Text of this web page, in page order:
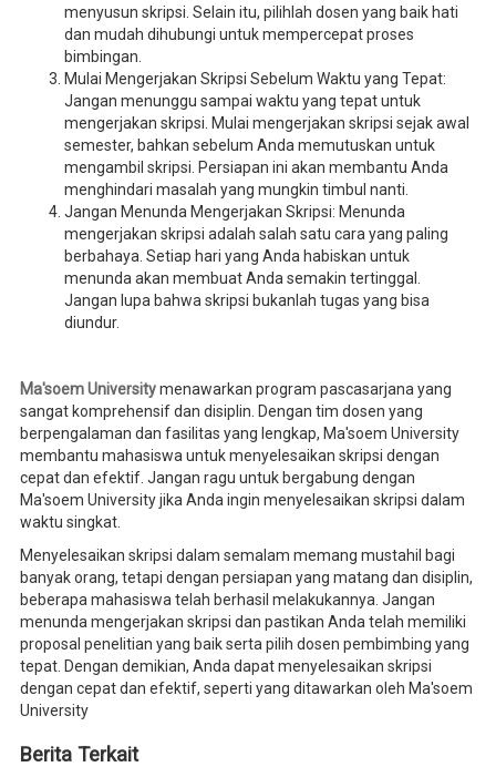
menyusun skripsi. Selain itu, pilihlah dosen yang baik hati
dan mudah dihubungi untuk mempercepat proses
bimbingan.
Mulai Mengerjakan Skripsi Sebelum Waktu yang Tepat:
Jangan menunggu sampai waktu yang tepat untuk
mengerjakan skripsi. Mulai mengerjakan skripsi sejak awal
semester, bahkan sebelum Anda memutuskan untuk
mengambil skripsi. Persiapan ini akan membantu Anda
menghindari masalah yang mungkin timbul nanti.
Jangan Menunda Mengerjakan Skripsi: Menunda
mengerjakan skripsi adalah salah satu cara yang paling
berbahaya. Setiap hari yang Anda habiskan untuk
menunda akan membuat Anda semakin tertinggal.
Jangan lupa bahwa skripsi bukanlah tugas yang bisa
diundur.
Ma'soem Universitymenawarkan program pascasarjana yang
sangat komprehensif dan disiplin. Dengan tim dosen yang
berpengalaman dan fasilitas yang lengkap, Ma'soem University
membantu mahasiswa untuk menyelesaikan skripsi dengan
cepat dan efektif. Jangan ragu untuk bergabung dengan
Ma'soem University jika Anda ingin menyelesaikan skripsi dalam
waktu singkat.
Menyelesaikan skripsi dalam semalam memang mustahil bagi
banyak orang, tetapi dengan persiapan yang matang dan disiplin,
beberapa mahasiswa telah berhasil melakukannya. Jangan
menunda mengerjakan skripsi dan pastikan Anda telah memiliki
proposal penelitian yang baik serta pilih dosen pembimbing yang
tepat. Dengan demikian, Anda dapat menyelesaikan skripsi
dengan cepat dan efektif, seperti yang ditawarkan oleh Ma'soem
University
Berita Terkait